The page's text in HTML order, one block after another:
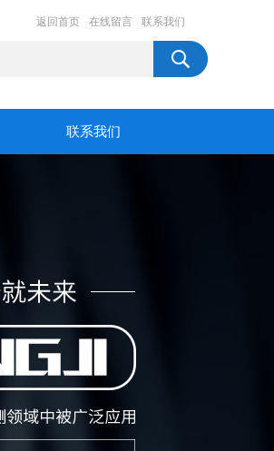
返回首页 在线留言 联系我们
联系我们